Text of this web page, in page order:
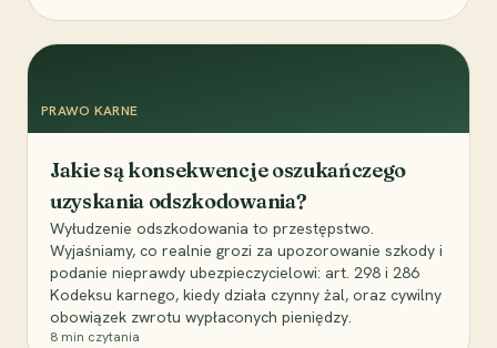
PRAWO KARNE
Jakie są konsekwencje oszukańczego
uzyskania odszkodowania?
Wyłudzenie odszkodowania to przestępstwo.
Wyjaśniamy, co realnie grozi za upozorowanie szkody i
podanie nieprawdy ubezpieczycielowi: art. 298 i 286
Kodeksu karnego, kiedy działa czynny żal, oraz cywilny
obowiązek zwrotu wypłaconych pieniędzy.
8 min czytania